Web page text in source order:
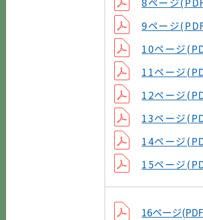
9ページ
10ページ
11ページ
12ページ
13ページ
14ページ
15ページ
16ページ